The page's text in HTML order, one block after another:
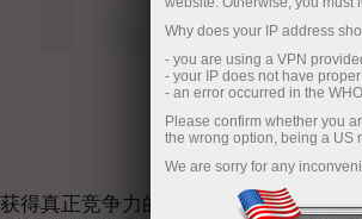
得真正竞争力的机会：最
Why does your IP address
- you are using a VPN
- your IP does not have
- an error occurred in the
Please confirm whether you
the wrong option, being a US
We are sorry for any